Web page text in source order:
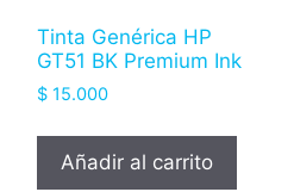
Tinta Genérica HP
GT51 BK Premium Ink
$15.000
Añadir al carrito